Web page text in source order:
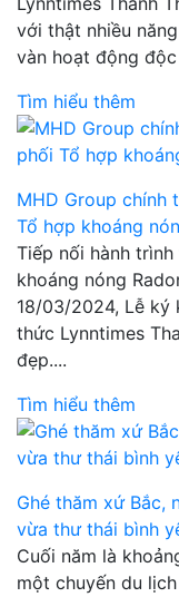
với thật nhiều
vàn hoạt động độc
Tìm hiểu thêm
MHD Group chính
Tổ hợp khoáng
Tiếp nối hành
khoáng nóng
18/03/2024, Lễ ký
thức Lynntimes
đẹp....
Tìm hiểu thêm
Ghé thăm xứ Bắc,
vừa thư thái bình
Cuối năm là
một chuyến du